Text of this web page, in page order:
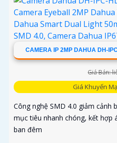
CAMERA IP 2MP DAHUA DH-
Giá Bán:
Giá Khuyến
Công nghệ SMD 4.0 giảm cảnh
mục tiêu nhanh chóng, kết hợp
ban đêm